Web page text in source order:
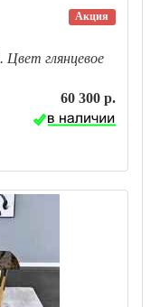
Акция
Цвет глянцевое
60 300 р.